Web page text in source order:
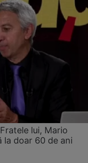
lui, Mario
la doar 60 de ani